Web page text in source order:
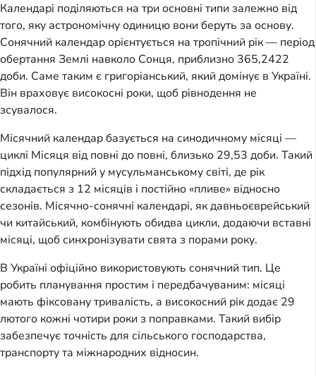
Календарі поділяються на три основні типи залежно від
того, яку астрономічну одиницю вони беруть за основу.
Сонячний календар орієнтується на тропічний рік — період
обертання Землі навколо Сонця, приблизно 365,2422
доби. Саме таким є григоріанський, який домінує в Україні.
Він враховує високосні роки, щоб рівнодення не
зсувалося.
Місячний календар базується на синодичному місяці —
циклі Місяця від повні до повні, близько 29,53 доби. Такий
підхід популярний у мусульманському світі, де рік
складається з 12 місяців і постійно «пливе» відносно
сезонів. Місячно-сонячні календарі, як давньоєврейський
чи китайський, комбінують обидва цикли, додаючи вставні
місяці, щоб синхронізувати свята з порами року.
В Україні офіційно використовують сонячний тип. Це
робить планування простим і передбачуваним: місяці
мають фіксовану тривалість, а високосний рік додає 29
лютого кожні чотири роки з поправками. Такий вибір
забезпечує точність для сільського господарства,
транспорту та міжнародних відносин.